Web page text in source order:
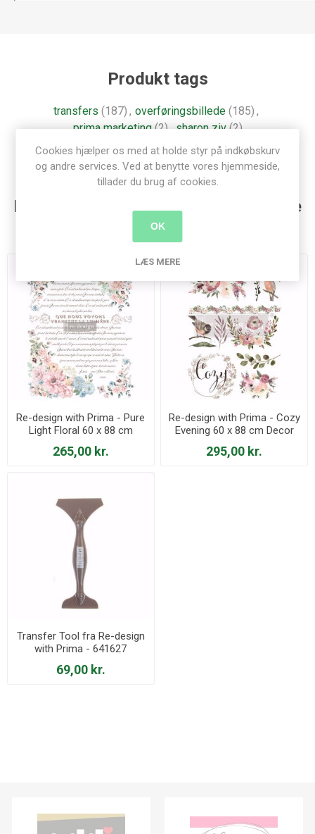
Produkt tags
transfers (187) , overføringsbillede (185) ,
prima marketing (2), sharon ziv (2)
Kunder der har købt denne vare købte
også
Re-design with Prima - Pure
Light Floral 60 x 88 cm
Decor Transfer - 649937
265,00 kr.
Re-design with Prima - Cozy
Evening 60 x 88 cm Decor
Transfer - 654580
295,00 kr.
Transfer Tool fra Re-design
with Prima - 641627
69,00 kr.
Cookies hjælper os med at holde styr på indkøbskurv
og andre services. Ved at benytte vores hjemmeside,
tillader du brug af cookies.
OK
LÆS MERE